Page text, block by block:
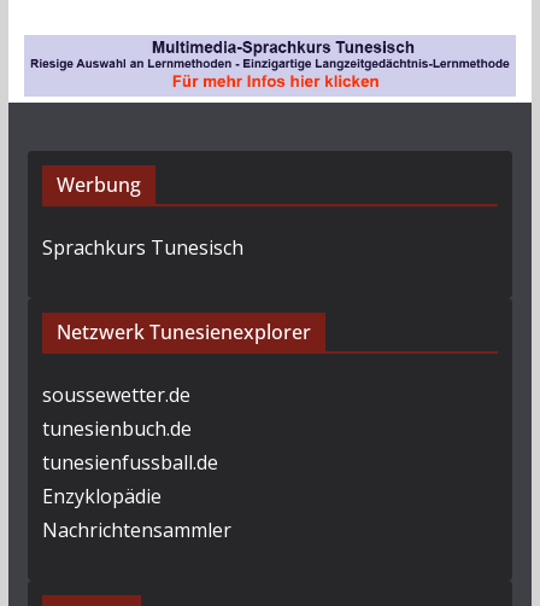
Werbung
Sprachkurs Tunesisch
Netzwerk Tunesienexplorer
soussewetter.de
tunesienbuch.de
tunesienfussball.de
Enzyklopädie
Nachrichtensammler